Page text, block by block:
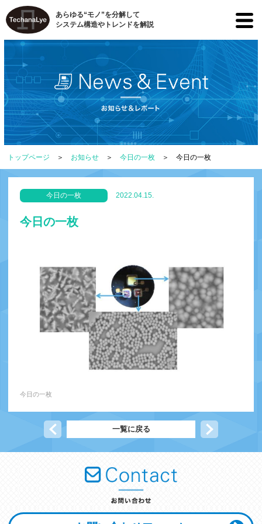
あらゆる“モノ”を分解して
システム構造やトレンドを解説
トップページ お知らせ 今日の一枚 今日の一枚
今日の一枚
今日の一枚 2022.04.15.
今日の一枚
一覧に戻る